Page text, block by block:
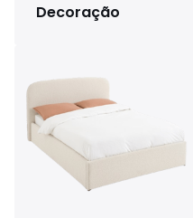
Decoração